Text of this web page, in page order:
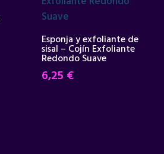
Esponja y exfoliante de
sisal – Cojín Exfoliante
Redondo Suave
6,25 €